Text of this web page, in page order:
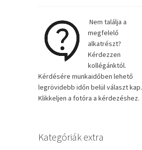
Nem találja a
megfelelő
alkatrészt?
Kérdezzen
kollégánktól.
Kérdésére munkaidőben lehető
legrövidebb időn belül választ kap.
Klikkeljen a fotóra a kérdezéshez.
Kategóriák extra